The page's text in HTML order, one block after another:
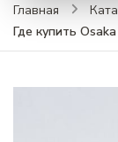
Главная
Где купить